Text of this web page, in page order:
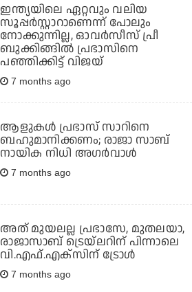
ഇന്ത്യയിലെ ഏറ്റവും വലിയ
സൂപ്പര്‍സ്റ്റാറാണെന്ന് പോലും
നോക്കുന്നില്ല, ഓവര്‍സീസ് പ്രീ
ബുക്കിങ്ങില്‍ പ്രഭാസിനെ
പഞ്ഞിക്കിട്ട് വിജയ്
7 months ago
ആളുകള്‍ പ്രഭാസ് സാറിനെ
ബഹുമാനിക്കണം; രാജാ സാബ്
നായിക നിധി അഗര്‍വാള്‍
7 months ago
അത് മുയലല്ല പ്രഭാസേ, മുതലയാ,
രാജാസാബ് ട്രെയ്‌ലറിന് പിന്നാലെ
വി.എഫ്.എക്‌സിന് ട്രോള്‍
7 months ago